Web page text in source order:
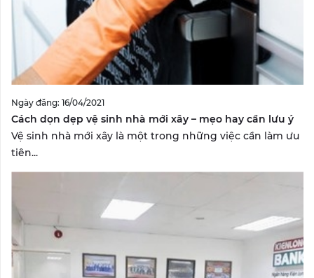
Ngày đăng: 16/04/2021
Cách dọn dẹp vệ sinh nhà mới xây – mẹo hay cần lưu ý
Vệ sinh nhà mới xây là một trong những việc cần làm ưu
tiên...